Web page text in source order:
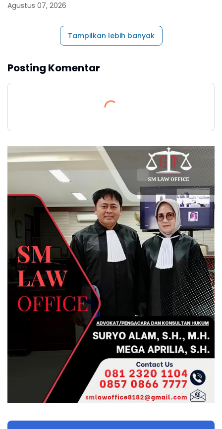
Agustus 07, 2026
Tampilkan lebih banyak
Posting Komentar